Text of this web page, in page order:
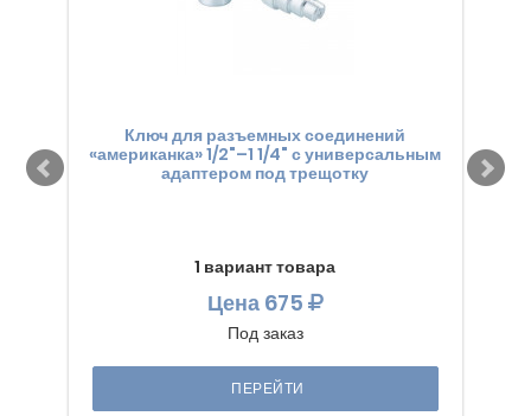
Ключ для разъемных соединений
«американка» 1/2"–1 1/4" с универсальным
адаптером под трещотку
1 вариант товара
Цена675
Под заказ
ПЕРЕЙТИ